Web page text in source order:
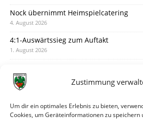
Zustimmung
Um dir ein optimales Erlebnis zu bieten,
Cookies, um Geräteinformationen zu speichern
Nock übernimmt Heimspielcatering
4. August 2026
4:1-Auswärtssieg zum Auftakt
1. August 2026
31. Juli 2026
30. Juli 2026